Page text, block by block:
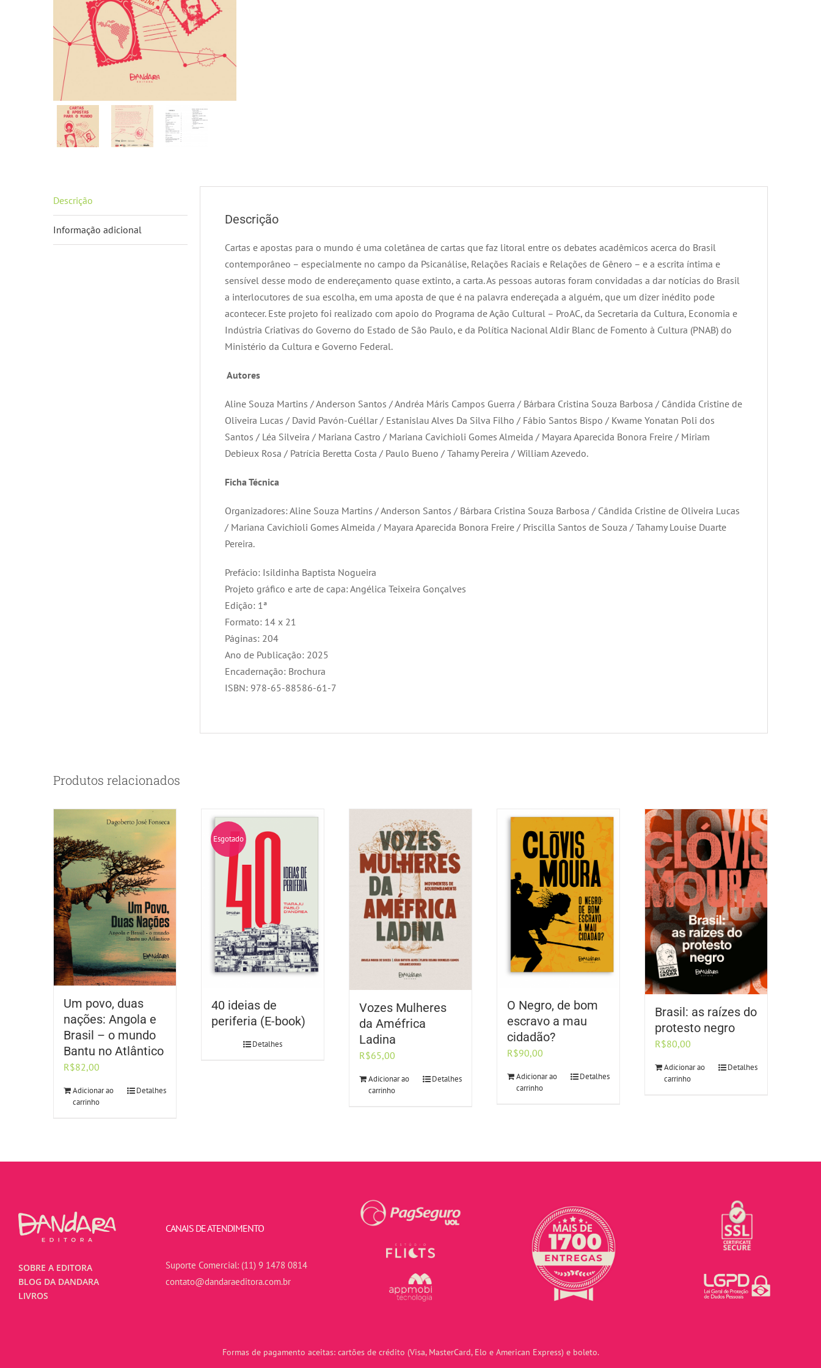
Descrição
Informação adicional
Descrição
Cartas e apostas para o mundo é uma coletânea de cartas que faz litoral entre os debates acadêmicos acerca do Brasil
contemporâneo – especialmente no campo da Psicanálise, Relações Raciais e Relações de Gênero – e a escrita íntima e
sensível desse modo de endereçamento quase extinto, a carta. As pessoas autoras foram convidadas a dar notícias do Brasil
a interlocutores de sua escolha, em uma aposta de que é na palavra endereçada a alguém, que um dizer inédito pode
acontecer. Este projeto foi realizado com apoio do Programa de Ação Cultural – ProAC, da Secretaria da Cultura, Economia e
Indústria Criativas do Governo do Estado de São Paulo, e da Política Nacional Aldir Blanc de Fomento à Cultura (PNAB) do
Ministério da Cultura e Governo Federal.
Autores
Aline Souza Martins / Anderson Santos / Andréa Máris Campos Guerra / Bárbara Cristina Souza Barbosa / Cândida Cristine de
Oliveira Lucas / David Pavón-Cuéllar / Estanislau Alves Da Silva Filho / Fábio Santos Bispo / Kwame Yonatan Poli dos
Santos / Léa Silveira / Mariana Castro / Mariana Cavichioli Gomes Almeida / Mayara Aparecida Bonora Freire / Miriam
Debieux Rosa / Patrícia Beretta Costa / Paulo Bueno / Tahamy Pereira / William Azevedo.
Ficha Técnica
Organizadores: Aline Souza Martins / Anderson Santos / Bárbara Cristina Souza Barbosa / Cândida Cristine de Oliveira Lucas
/ Mariana Cavichioli Gomes Almeida / Mayara Aparecida Bonora Freire / Priscilla Santos de Souza / Tahamy Louise Duarte
Pereira.
Prefácio: Isildinha Baptista Nogueira
Projeto gráfico e arte de capa: Angélica Teixeira Gonçalves
Edição: 1ª
Formato: 14 x 21
Páginas: 204
Ano de Publicação: 2025
Encadernação: Brochura
ISBN: 978-65-88586-61-7
Produtos relacionados
Um povo, duas
nações: Angola e
Brasil – o mundo
Bantu no Atlântico
R$82,00
Adicionar ao
carrinho
Detalhes
Esgotado
40 ideias de
periferia (E-book)
Detalhes
Vozes Mulheres
da Améfrica
Ladina
R$65,00
Adicionar ao
carrinho
Detalhes
O Negro, de bom
escravo a mau
cidadão?
R$90,00
Adicionar ao
carrinho
Detalhes
Brasil: as raízes do
protesto negro
R$80,00
Adicionar ao
carrinho
Detalhes
SOBRE A EDITORA
BLOG DA DANDARA
LIVROS
CANAIS DE ATENDIMENTO
Suporte Comercial: (11) 9 1478 0814
contato@dandaraeditora.com.br
Formas de pagamento aceitas: cartões de crédito (Visa, MasterCard, Elo e American Express) e boleto.